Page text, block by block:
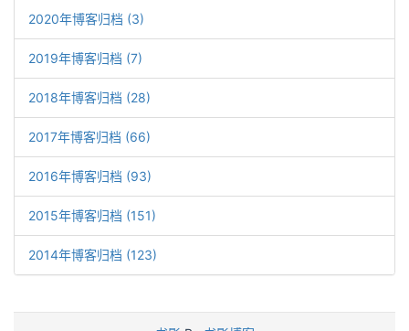
2020年博客归档 (3)
2019年博客归档 (7)
2018年博客归档 (28)
2017年博客归档 (66)
2016年博客归档 (93)
2015年博客归档 (151)
2014年博客归档 (123)